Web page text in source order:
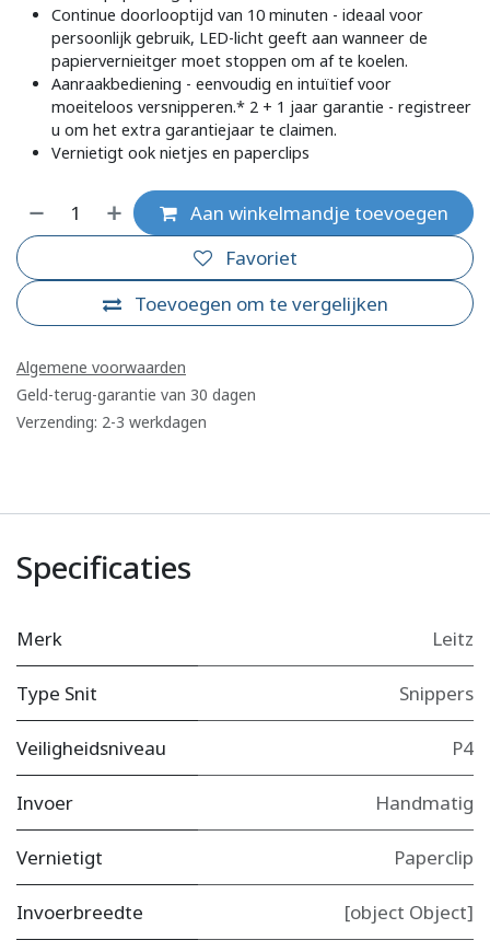
Continue doorlooptijd van 10 minuten - ideaal voor
persoonlijk gebruik, LED-licht geeft aan wanneer de
papiervernieitger moet stoppen om af te koelen.
Aanraakbediening - eenvoudig en intuïtief voor
moeiteloos versnipperen.* 2 + 1 jaar garantie - registreer
u om het extra garantiejaar te claimen.
Vernietigt ook nietjes en paperclips
Aan winkelmandje toevoegen
Toevoegen om te vergelijken
Favoriet
Algemene voorwaarden
Geld-terug-garantie van 30 dagen
Verzending: 2-3 werkdagen
Specificaties
Merk Leitz
Type Snit Snippers
Veiligheidsniveau P4
Invoer Handmatig
Vernietigt Paperclip
Invoerbreedte [object Object]